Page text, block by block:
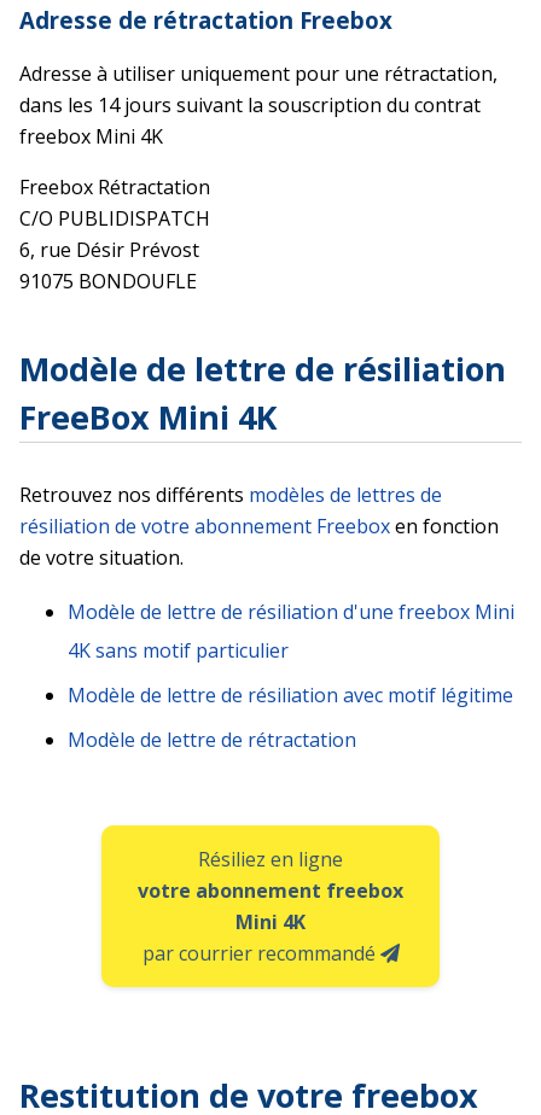
Adresse de rétractation Freebox
Adresse à utiliser uniquement pour une rétractation,
dans les 14 jours suivant la souscription du contrat
freebox Mini 4K
Freebox Rétractation
C/O PUBLIDISPATCH
6, rue Désir Prévost
91075 BONDOUFLE
Modèle de lettre de résiliation
FreeBox Mini 4K
Retrouvez nos différents modèles de lettres de
résiliation de votre abonnement Freeboxen fonction
de votre situation.
Modèle de lettre de résiliation d'une freebox Mini
4K sans motif particulier
Modèle de lettre de résiliation avec motif légitime
Modèle de lettre de rétractation
Résiliez en ligne
votre abonnement freebox
Mini 4K
par courrier recommandé
Restitution de votre freebox